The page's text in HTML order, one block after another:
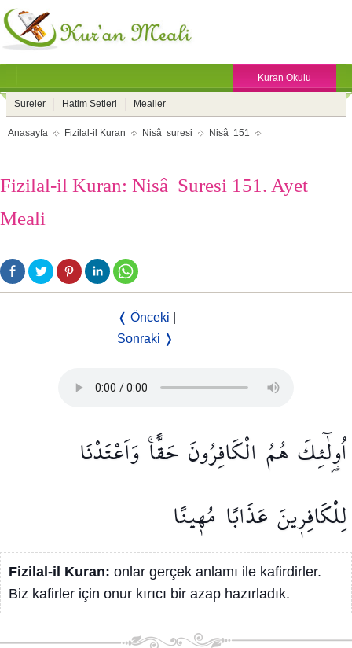
Kuran Okulu
Sureler Hatim Setleri Mealler
Anasayfa Fizilal-il Kuran Nisâ suresi Nisâ 151
Fizilal-il Kuran: Nisâ Suresi 151. Ayet
Meali
❬ Önceki
Sonraki ❭
اُو۬لٰٓئِكَ هُمُ الْكَافِرُونَ حَقًّاۚوَاَعْتَدْنَا
لِلْكَافِر۪ينَ عَذَابًا مُه۪ينًا
Fizilal-il Kuran: onlar gerçek anlamı ile kafirdirler.
Biz kafirler için onur kırıcı bir azap hazırladık.